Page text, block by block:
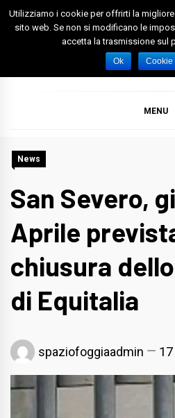
Skip
Spazio
Foggia News Calcio
MENU
News
San Severo,
Aprile
chiusura
di Equitalia
spaziofoggiaadmin
Utilizziamo i cookie per offrirti la
sito web. Se non si modificano le
accetta la trasmissione sul
Ok Cookie